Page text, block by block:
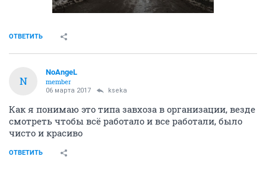
ОТВЕТИТЬ
N
NoAngeL
member
06 марта 2017 kseka
Как я понимаю это типа завхоза в организации, везде
смотреть чтобы всё работало и все работали, было
чисто и красиво
ОТВЕТИТЬ